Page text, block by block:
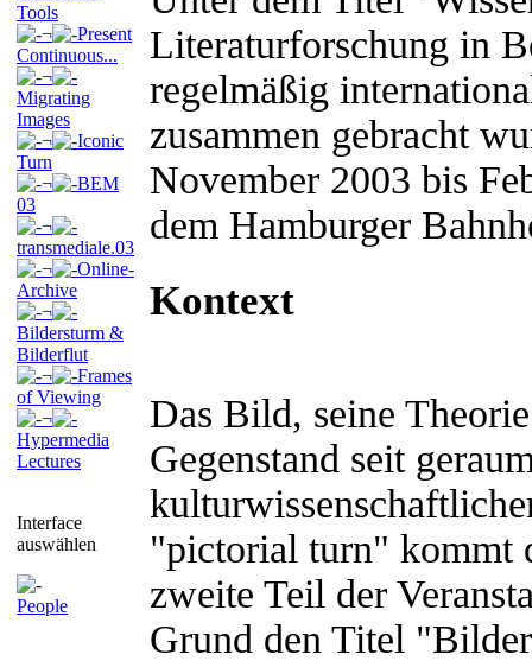
Tools
¬
Present
Continuous...
¬
Migrating
Images
¬
Iconic
Turn
¬
BEM
03
¬
transmediale.03
¬
Online-
Archive
¬
Bildersturm &
Bilderflut
¬
Frames
of Viewing
¬
Hypermedia
Lectures
Interface
auswählen
People
Literaturforschung in
regelmäßig
zusammen gebracht
November 2003 bis
dem Hamburger
Kontext
Das Bild, seine
Gegenstand seit
"pictorial turn" kommt
zweite Teil der
Grund den Titel